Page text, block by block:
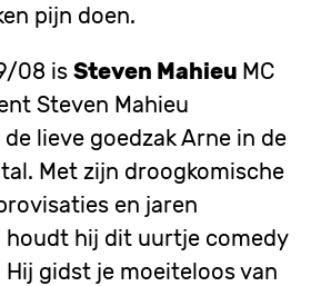
pijn doen.
08 is Steven Mahieu MC
Steven Mahieu
lieve goedzak Arne in de
Met zijn droogkomische
en jaren
hij dit uurtje comedy
gidst je moeiteloos van